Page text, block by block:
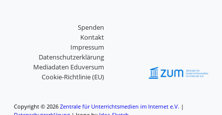
Spenden
Kontakt
Impressum
Datenschutzerklärung
Mediadaten Eduversum
Cookie-Richtlinie (EU)
Copyright © 2026Zentrale für Unterrichtsmedien im Internet e.V. |